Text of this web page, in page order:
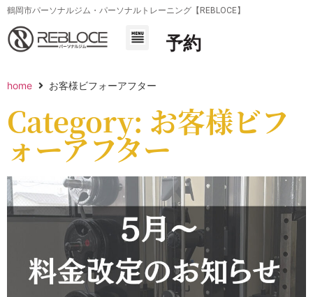
鶴岡市パーソナルジム・パーソナルトレーニング【REBLOCE】
予約
home お客様ビフォーアフター
Category: お客様ビフ
ォーアフター